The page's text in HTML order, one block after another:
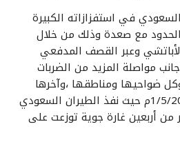
في استفزازاته الكبيرة
الحدود مع صعدة وذلك من خلال
وعبر القصف المدفعي
مواصلة المزيد من الضربات
ضواحيها ومناطقها ،وآخرها
اليوم الجمعة الموافق 1/5/2015م حيث نفذ الطيران السعودي
من أربعين غارة جوية توزعت على